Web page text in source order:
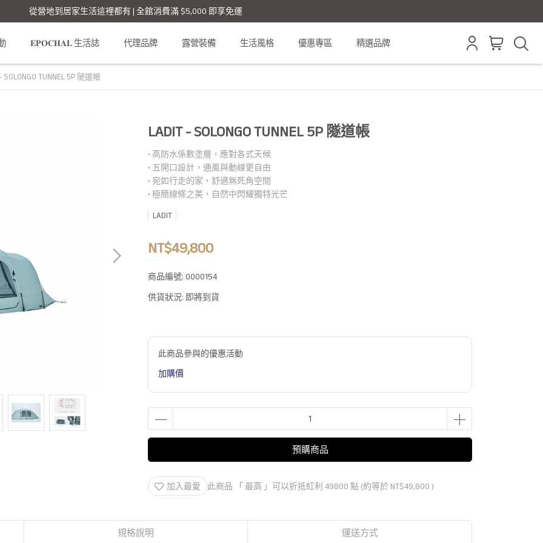
從營地到居家生活這裡都有 | 全館消費滿 $5,000 即享免運
𝐄𝐏𝐎𝐂𝐇𝐀𝐋 生活誌 代理品牌 露營裝備 生活風格 優惠專區 精選品牌
SOLONGO TUNNEL 5P 隧道帳
LADIT - SOLONGO TUNNEL 5P 隧道帳
• 高防水係數塗層，應對各式天候
• 五開口設計，通風與動線更自由
• 宛如行走的家，舒適無死角空間
• 極簡線條之美，自然中閃耀獨特光芒
LADIT
NT$49,800
商品編號: 0000154
供貨狀況: 即將到貨
此商品參與的優惠活動
加購價
預購商品
加入最愛 此商品 「 最高 」可以折抵紅利 49800 點 (約等於 NT$49,800 )
規格說明 運送方式